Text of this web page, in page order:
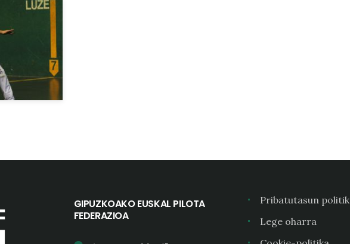
GIPUZKOAKO EUSKAL PILOTA
FEDERAZIOA
Pribatutasun
Lege oharra